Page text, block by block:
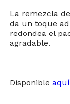
La remezcla
da un toque
redondea el
agradable.
Disponible aquí